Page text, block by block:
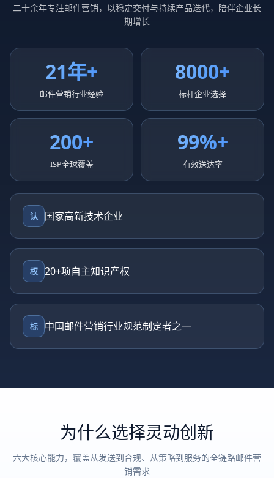
二十余年专注邮件营销，以稳定交付与持续产品迭代，陪伴企业长
期增长
21年+
邮件营销行业经验
8000+
标杆企业选择
200+
ISP全球覆盖
99%+
有效送达率
认 国家高新技术企业
权 20+项自主知识产权
标 中国邮件营销行业规范制定者之一
为什么选择灵动创新
六大核心能力，覆盖从发送到合规、从策略到服务的全链路邮件营
销需求